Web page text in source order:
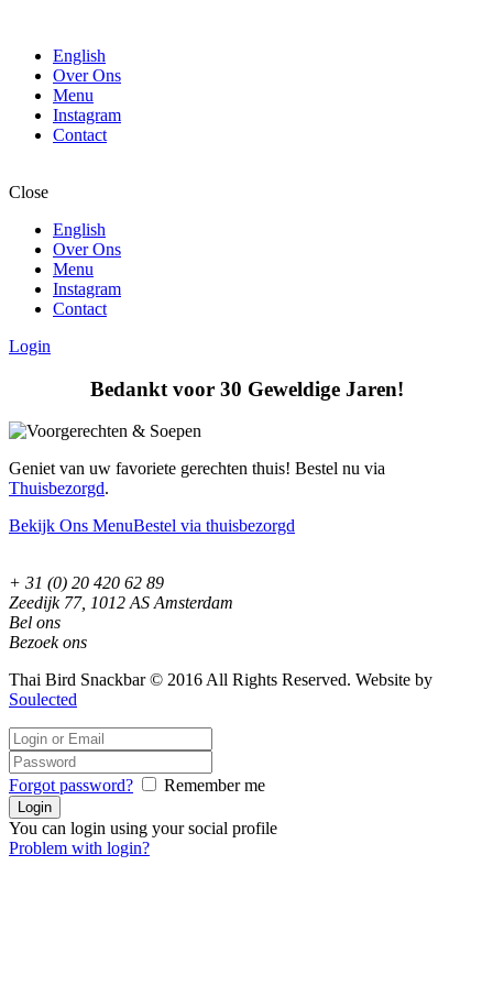
English
Over Ons
Menu
Instagram
Contact
Close
English
Over Ons
Menu
Instagram
Contact
Login
Bedankt voor 30 Geweldige Jaren!
Geniet van uw favoriete gerechten thuis! Bestel nu via
Thuisbezorgd.
Bekijk Ons MenuBestel via thuisbezorgd
+ 31 (0) 20 420 62 89
Zeedijk 77, 1012 AS Amsterdam
Bel ons
Bezoek ons
Thai Bird Snackbar © 2016 All Rights Reserved. Website by
Soulected
Forgot password? Remember me
You can login using your social profile
Problem with login?